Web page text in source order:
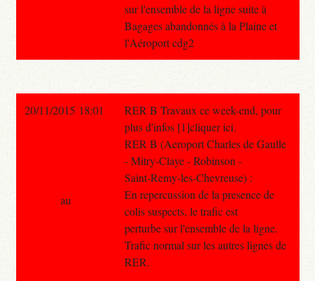
sur l'ensemble de la ligne suite à
Bagages abandonnés à la Plaine et
l'Aéroport cdg2
20/11/2015 18:01
RER B Travaux ce week-end, pour
plus d'infos [1]cliquer ici.
RER B (Aeroport Charles de Gaulle
- Mitry-Claye - Robinson -
Saint-Remy-les-Chevreuse) :
En repercussion de la presence de
colis suspects, le trafic est
perturbe sur l'ensemble de la ligne.
Trafic normal sur les autres lignes de
RER.
au